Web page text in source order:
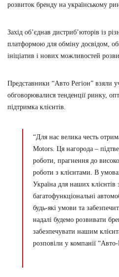
розвиток бренду на українському
Захід об’єднав дистриб’юторів із
платформою для обміну досвідом,
ініціатив і нових можливостей
Представники “Авто Регiон” взяли
обговорювалися тенденції ринку,
підтримка клієнтів.
“Для нас велика честь
Motors. Ця нагорода –
роботи, прагнення до
роботи з клієнтами. В
Україна для наших клієнтів
багатофункціональні
будь-які умови та
надалі будемо розвивати
забезпечувати нашим
розповіли у компанії “Авто-